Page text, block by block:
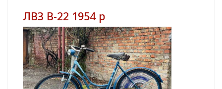
ЛВЗ В-22 1954 р